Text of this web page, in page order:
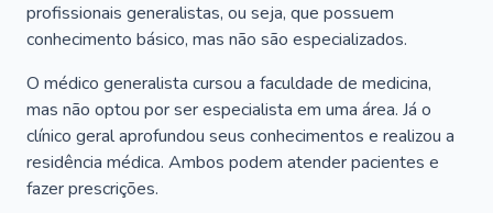
profissionais generalistas, ou seja, que possuem
conhecimento básico, mas não são especializados.
O médico generalista cursou a faculdade de medicina,
mas não optou por ser especialista em uma área. Já o
clínico geral aprofundou seus conhecimentos e realizou a
residência médica. Ambos podem atender pacientes e
fazer prescrições.